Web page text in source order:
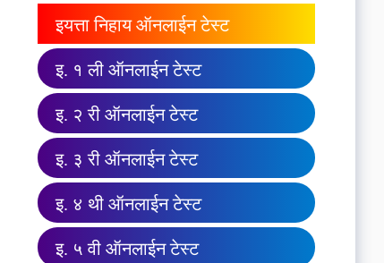
इयत्ता निहाय ऑनलाईन टेस्ट
इ. १ ली ऑनलाईन टेस्ट
इ. २ री ऑनलाईन टेस्ट
इ. ३ री ऑनलाईन टेस्ट
इ. ४ थी ऑनलाईन टेस्ट
इ. ५ वी ऑनलाईन टेस्ट